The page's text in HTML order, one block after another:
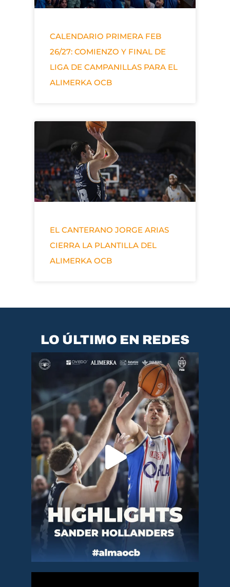
CALENDARIO PRIMERA FEB
26/27: COMIENZO Y FINAL DE
LIGA DE CAMPANILLAS PARA EL
ALIMERKA OCB
EL CANTERANO JORGE ARIAS
CIERRA LA PLANTILLA DEL
ALIMERKA OCB
LO ÚLTIMO EN REDES